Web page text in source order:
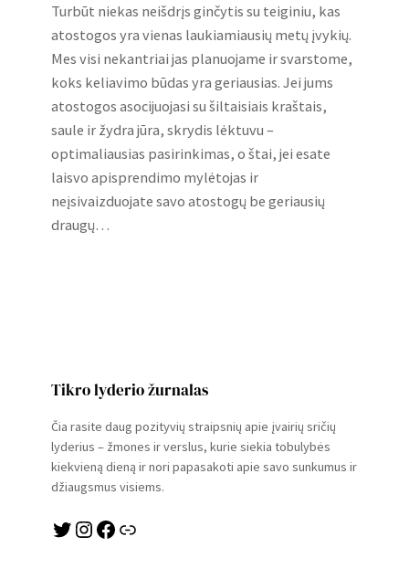
Turbūt niekas neišdrįs ginčytis su teiginiu, kas
atostogos yra vienas laukiamiausių metų įvykių.
Mes visi nekantriai jas planuojame ir svarstome,
koks keliavimo būdas yra geriausias. Jei jums
atostogos asocijuojasi su šiltaisiais kraštais,
saule ir žydra jūra, skrydis lėktuvu –
optimaliausias pasirinkimas, o štai, jei esate
laisvo apisprendimo mylėtojas ir
neįsivaizduojate savo atostogų be geriausių
draugų…
Tikro lyderio žurnalas
Čia rasite daug pozityvių straipsnių apie įvairių sričių
lyderius – žmones ir verslus, kurie siekia tobulybės
kiekvieną dieną ir nori papasakoti apie savo sunkumus ir
džiaugsmus visiems.
Twitter Instagram Facebook Link